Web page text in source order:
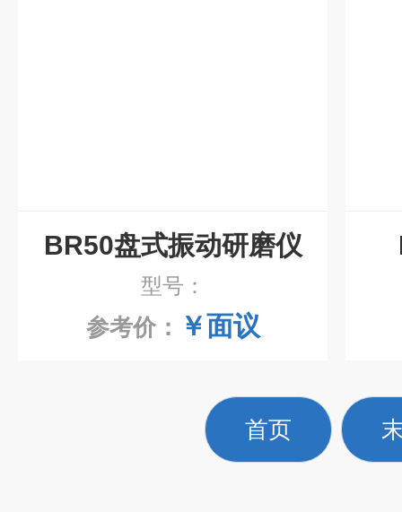
BR50盘式振动研磨仪
型号：
参考价： ￥面议
首页